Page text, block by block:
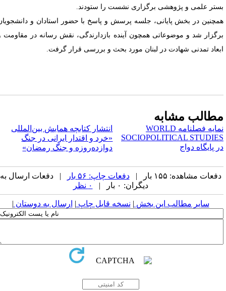
علمی و پژوهشی برگزاری نشست را ستودند.
در بخش پایانی، جلسه پرسش‌ و پاسخ با حضور استادان و دانشجویان
شد و موضوعاتی همچون آینده بازدارندگی، نقش رسانه در مقاومت و
تمدنی شهادت در لبنان مورد بحث و بررسی قرار گرفت.
مشابه
نمایه فصلنامه WORLD
SOCIOPOLITICAL
پایگاه دواج
انتشار کتابچه همایش بین‌المللی
«خرد و اقتدار ایرانی در جنگ
دوازده‌روزه و جنگ رمضان»
دفعات مشاهده: ۱۵۵ بار | دفعات چاپ: ۵۶ بار
| دفعات ارسال به
دیگران: ۰ بار |
سایر مطالب این بخش | نسخه قابل چاپ| ارسال به دوستان|